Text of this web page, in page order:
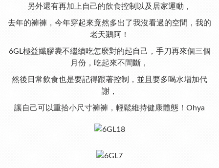
另外還有再加上自己的飲食控制以及居家運動，
去年的褲褲，今年穿起來竟然多出了我沒看過的空間，我的
老天鵝阿！
6GL極益孅膠囊不繼續吃怎麼對的起自己，手刀再來個三個
月份，吃起來不間斷，
然後日常飲食也是要記得跟著控制，並且要多喝水增加代
謝，
讓自己可以重拾小尺寸褲褲，輕鬆維持健康體態！Ohya